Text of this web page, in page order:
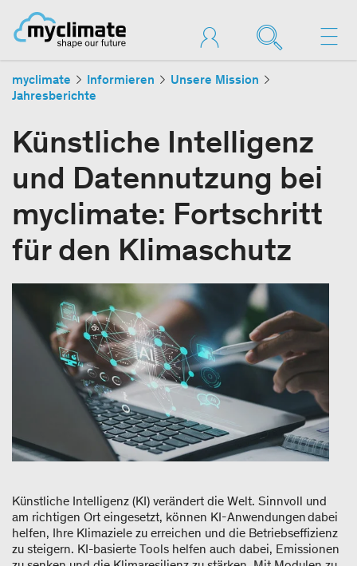
myclimate Informieren
Unsere Mission
Jahresberichte
Künstliche Intelligenz
und Datennutzung bei
myclimate: Fortschritt
für den Klimaschutz
Künstliche Intelligenz (KI) verändert die Welt. Sinnvoll und
am richtigen Ort eingesetzt, können KI-Anwendungen dabei
helfen, Ihre Klimaziele zu erreichen und die Betriebseffizienz
zu steigern. KI-basierte Tools helfen auch dabei, Emissionen